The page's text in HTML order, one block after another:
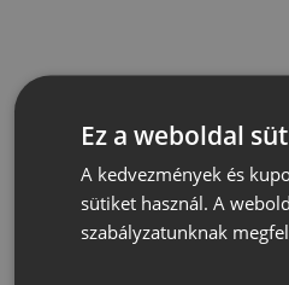
Ez a weboldal
A kedvezmények és
sütiket használ. A
szabályzatunknak